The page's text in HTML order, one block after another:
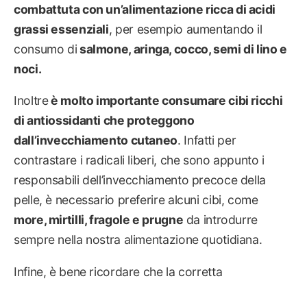
combattuta con un’alimentazione ricca di acidi
grassi essenziali, per esempio aumentando il
consumo disalmone, aringa, cocco, semi di lino e
noci.
Inoltreè molto importante consumare cibi ricchi
di antiossidanti che proteggono
dall’invecchiamento cutaneo. Infatti per
contrastare i radicali liberi, che sono appunto i
responsabili dell’invecchiamento precoce della
pelle, è necessario preferire alcuni cibi, come
more, mirtilli, fragole e prugne da introdurre
sempre nella nostra alimentazione quotidiana.
Infine, è bene ricordare che la corretta